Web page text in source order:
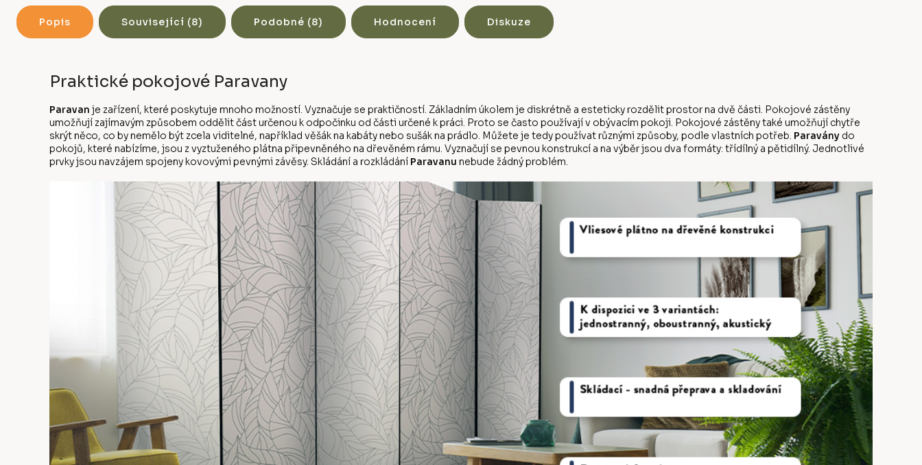
Popis Související (8) Podobné (8) Hodnocení Diskuze
Praktické pokojové Paravany
Paravan je zařízení, které poskytuje mnoho možností. Vyznačuje se praktičností. Základním úkolem je diskrétně a esteticky rozdělit prostor na dvě části. Pokojové zástěny
umožňují zajímavým způsobem oddělit část určenou k odpočinku od části určené k práci. Proto se často používají v obývacím pokoji. Pokojové zástěny také umožňují chytře
skrýt něco, co by nemělo být zcela viditelné, například věšák na kabáty nebo sušák na prádlo. Můžete je tedy používat různými způsoby, podle vlastních potřeb. Paravány do
pokojů, které nabízíme, jsou z vyztuženého plátna připevněného na dřevěném rámu. Vyznačují se pevnou konstrukcí a na výběr jsou dva formáty: třídílný a pětidílný. Jednotlivé
prvky jsou navzájem spojeny kovovými pevnými závěsy. Skládání a rozkládání Paravanu nebude žádný problém.